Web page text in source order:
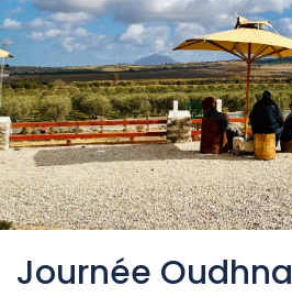
Journée Oudhna